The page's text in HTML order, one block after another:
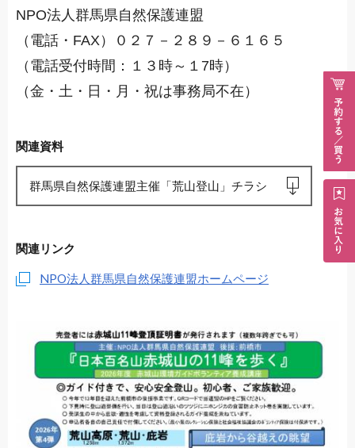
NPO法人群馬県自然保護連盟
（電話・FAX）０２７－２８９－６１６５
（電話受付時間：１３時～１7時）
（金・土・日・月・祝は事務局不在）
関連資料
群馬県自然保護連盟主催「荒山登山」チラシ
関連リンク
NPO法人群馬県自然保護連盟ホームページ